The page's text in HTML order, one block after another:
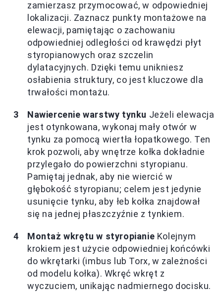
zamierzasz przymocować, w odpowiedniej
lokalizacji. Zaznacz punkty montażowe na
elewacji, pamiętając o zachowaniu
odpowiedniej odległości od krawędzi płyt
styropianowych oraz szczelin
dylatacyjnych. Dzięki temu unikniesz
osłabienia struktury, co jest kluczowe dla
trwałości montażu.
Nawiercenie warstwy tynku Jeżeli elewacja
jest otynkowana, wykonaj mały otwór w
tynku za pomocą wiertła łopatkowego. Ten
krok pozwoli, aby wnętrze kołka dokładnie
przylegało do powierzchni styropianu.
Pamiętaj jednak, aby nie wiercić w
głębokość styropianu; celem jest jedynie
usunięcie tynku, aby łeb kołka znajdował
się na jednej płaszczyźnie z tynkiem.
Montaż wkrętu w styropianie Kolejnym
krokiem jest użycie odpowiedniej końcówki
do wkrętarki (imbus lub Torx, w zależności
od modelu kołka). Wkręć wkręt z
wyczuciem, unikając nadmiernego docisku.